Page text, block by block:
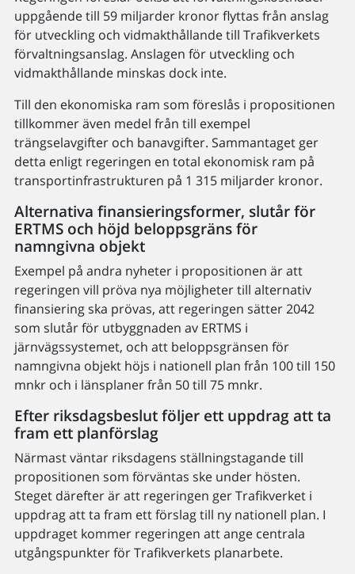
uppgående till 59 miljarder kronor flyttas från anslag
för utveckling och vidmakthållande till Trafikverkets
förvaltningsanslag. Anslagen för utveckling och
vidmakthållande minskas dock inte.
Till den ekonomiska ram som föreslås i propositionen
tillkommer även medel från till exempel
trängselavgifter och banavgifter. Sammantaget ger
detta enligt regeringen en total ekonomisk ram på
transportinfrastrukturen på 1 315 miljarder kronor.
Alternativa finansieringsformer, slutår för
ERTMS och höjd beloppsgräns för
namngivna objekt
Exempel på andra nyheter i propositionen är att
regeringen vill pröva nya möjligheter till alternativ
finansiering ska prövas, att regeringen sätter 2042
som slutår för utbyggnaden av ERTMS i
järnvägssystemet, och att beloppsgränsen för
namngivna objekt höjs i nationell plan från 100 till 150
mnkr och i länsplaner från 50 till 75 mnkr.
Efter riksdagsbeslut följer ett uppdrag att ta
fram ett planförslag
Närmast väntar riksdagens ställningstagande till
propositionen som förväntas ske under hösten.
Steget därefter är att regeringen ger Trafikverket i
uppdrag att ta fram ett förslag till ny nationell plan. I
uppdraget kommer regeringen att ange centrala
utgångspunkter för Trafikverkets planarbete.